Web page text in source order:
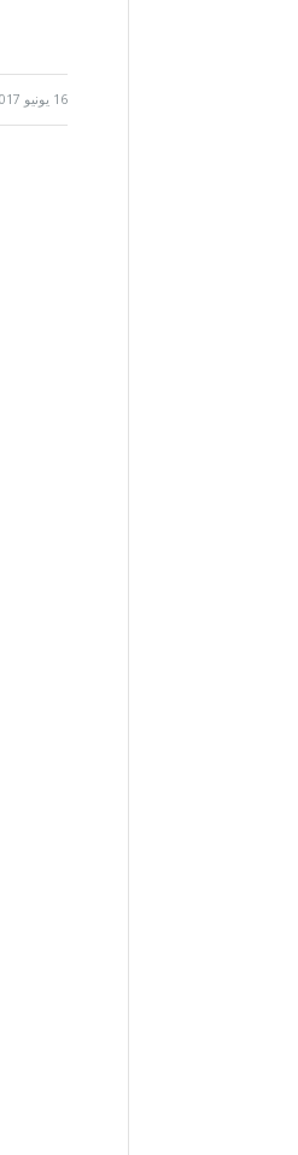
16 يونيو 2017